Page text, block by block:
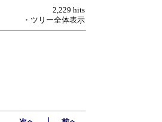
2,229 hits
・ツリー全体表示